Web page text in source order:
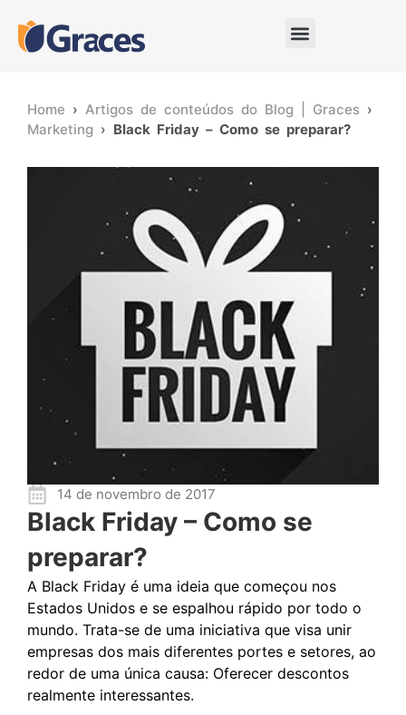
Home › Artigos de conteúdos do Blog | Graces ›
Marketing › Black Friday – Como se preparar?
14 de novembro de 2017
Black Friday – Como se
preparar?
A Black Friday é uma ideia que começou nos
Estados Unidos e se espalhou rápido por todo o
mundo. Trata-se de uma iniciativa que visa unir
empresas dos mais diferentes portes e setores, ao
redor de uma única causa: Oferecer descontos
realmente interessantes.